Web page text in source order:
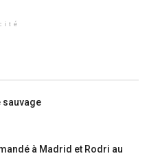
sauvage
à Madrid et Rodri au